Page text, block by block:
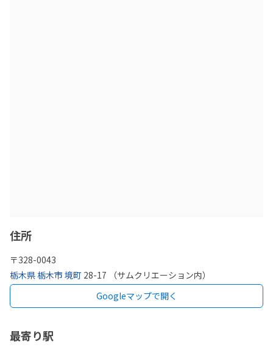
住所
〒328-0043
栃木県栃木市 境町 28-17 （サムクリエーション内）
Googleマップで開く
最寄り駅